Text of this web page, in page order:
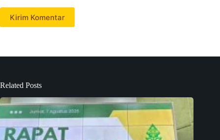
Kirim Komentar
Related Posts